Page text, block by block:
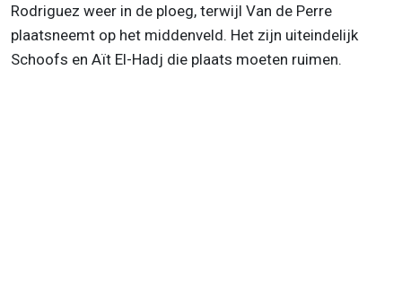
Rodriguez weer in de ploeg, terwijl Van de Perre
plaatsneemt op het middenveld. Het zijn uiteindelijk
Schoofs en Aït El-Hadj die plaats moeten ruimen.